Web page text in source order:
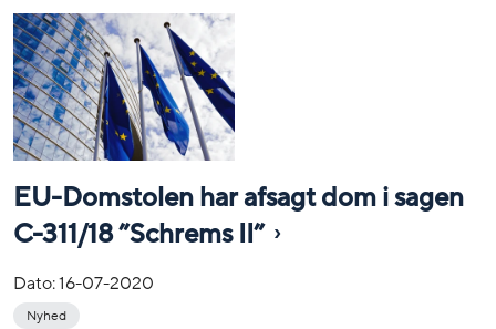
EU-Domstolen har afsagt dom i sagen
C-311/18 ”Schrems II”
Dato:16-07-2020
Nyhed